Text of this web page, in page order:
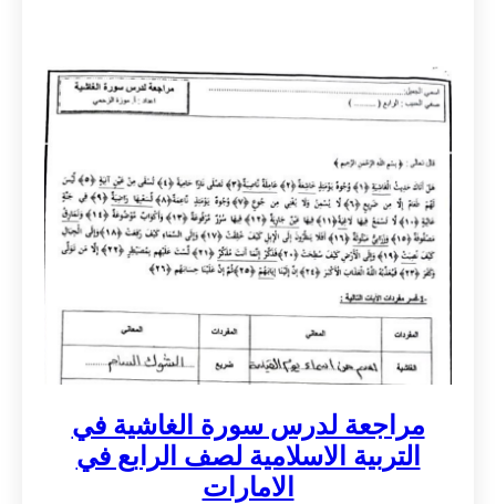
مراجعة لدرس سورة الغاشية في
التربية الاسلامية لصف الرابع في
الامارات